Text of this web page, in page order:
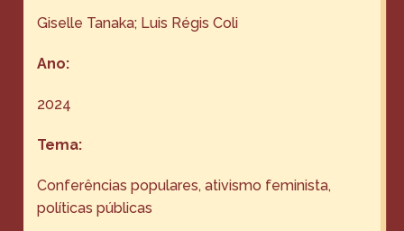
Giselle Tanaka; Luis Régis Coli
Ano:
2024
Tema:
Conferências populares, ativismo feminista,
políticas públicas